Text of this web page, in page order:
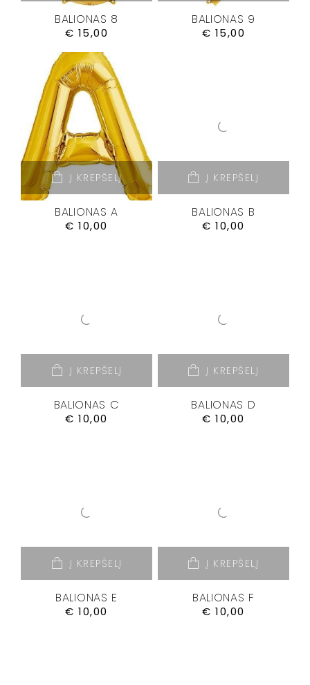
BALIONAS 8
€ 15,00
BALIONAS 9
€ 15,00
Į KREPŠELĮ
BALIONAS A
€ 10,00
Į KREPŠELĮ
BALIONAS B
€ 10,00
Į KREPŠELĮ
BALIONAS C
€ 10,00
Į KREPŠELĮ
BALIONAS D
€ 10,00
Į KREPŠELĮ
BALIONAS E
€ 10,00
Į KREPŠELĮ
BALIONAS F
€ 10,00